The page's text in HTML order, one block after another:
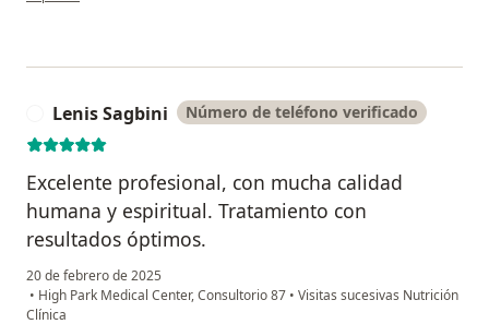
Lenis Sagbini Número de teléfono verificado
Excelente profesional, con mucha calidad
humana y espiritual. Tratamiento con
resultados óptimos.
20 de febrero de 2025
• High Park Medical Center, Consultorio 87 • Visitas sucesivas Nutrición
Clínica